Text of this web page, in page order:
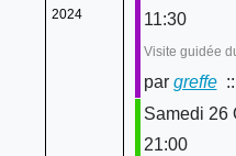
2024
11:30
Visite guidée
par greffe::
Samedi 26
21:00